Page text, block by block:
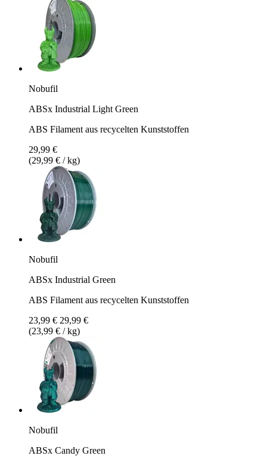
Nobufil
ABSx Industrial Light Green
ABS Filament aus recycelten Kunststoffen
29,99 €
(29,99 € / kg)
Nobufil
ABSx Industrial Green
ABS Filament aus recycelten Kunststoffen
23,99 € 29,99 €
(23,99 € / kg)
Nobufil
ABSx Candy Green